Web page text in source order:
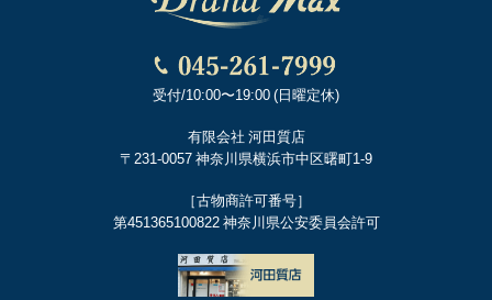
受付/10:00〜19:00 (日曜定休)
有限会社 河田質店
〒231-0057 神奈川県横浜市中区曙町1-9
［古物商許可番号］
第451365100822 神奈川県公安委員会許可